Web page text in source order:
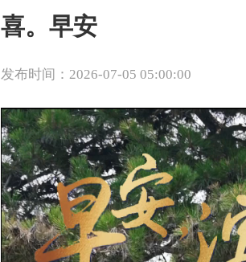
喜。早安
发布时间：2026-07-05 05:00:00